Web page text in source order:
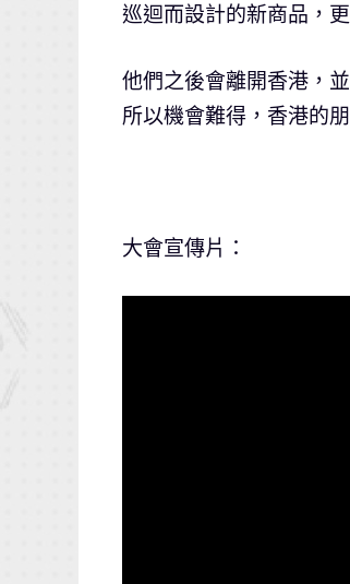
巡迴而設計的新商品，
他們之後會離開香港，
所以機會難得，香港的
大會宣傳片：